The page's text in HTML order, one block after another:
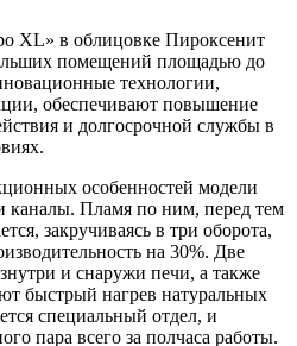
XL» в облицовке Пироксенит
помещений площадью до
технологии,
обеспечивают повышение
и долгосрочной службы в
особенностей модели
каналы. Пламя по ним, перед тем
закручиваясь в три оборота,
на 30%. Две
и снаружи печи, а также
быстрый нагрев натуральных
специальный отдел, и
пара всего за полчаса работы.